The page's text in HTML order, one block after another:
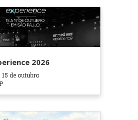
2026
de outubro